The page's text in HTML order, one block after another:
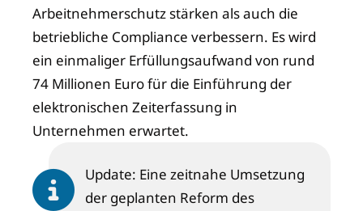
Arbeitnehmerschutz stärken als auch die
betriebliche Compliance verbessern. Es wird
ein einmaliger Erfüllungsaufwand von rund
74 Millionen Euro für die Einführung der
elektronischen Zeiterfassung in
Unternehmen erwartet.
Update: Eine zeitnahe Umsetzung
der geplanten Reform des